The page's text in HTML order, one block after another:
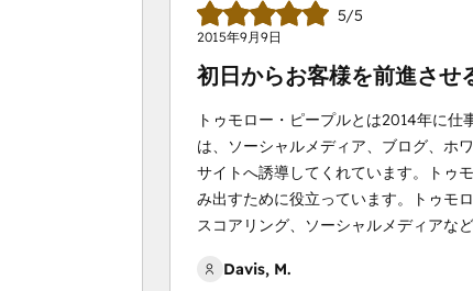
5/5
2015年9月9日
初日からお客様を前進させ
トゥモロー・ピープルとは2014年に
は、ソーシャルメディア、ブログ、ホ
サイトへ誘導してくれています。トゥ
み出すために役立っています。トゥモ
スコアリング、ソーシャルメディアな
Davis, M.